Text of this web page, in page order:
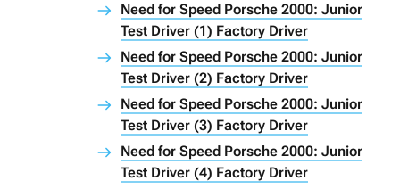
Need for Speed Porsche 2000: Junior
Test Driver (1) Factory Driver
Need for Speed Porsche 2000: Junior
Test Driver (2) Factory Driver
Need for Speed Porsche 2000: Junior
Test Driver (3) Factory Driver
Need for Speed Porsche 2000: Junior
Test Driver (4) Factory Driver